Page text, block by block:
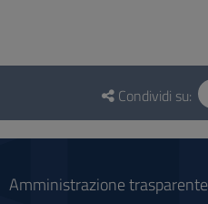
Questionario
social
Condividi su:
Amministrazione trasparente